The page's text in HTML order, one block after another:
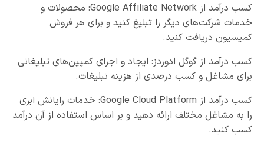
کسب درآمد از Google Affiliate Network: محصولات و
خدمات شرکت‌های دیگر را تبلیغ کنید و برای هر فروش
کمیسیون دریافت کنید.
کسب درآمد از گوگل ادوردز: ایجاد و اجرای کمپین‌های تبلیغاتی
برای مشاغل و کسب درصدی از هزینه تبلیغات.
کسب درآمد از Google Cloud Platform: خدمات رایانش ابری
را به مشاغل مختلف ارائه دهید و بر اساس استفاده از آن درآمد
کسب کنید.